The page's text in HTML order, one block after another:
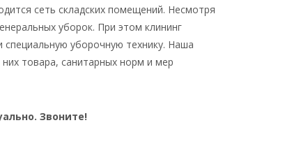
сеть складских помещений. Несмотря
уборок. При этом клининг
уборочную технику. Наша
товара, санитарных норм и мер
Звоните!